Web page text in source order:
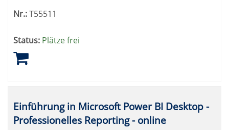
Nr.:T55511
Status: Plätze frei
Einführung in Microsoft Power BI Desktop -
Professionelles Reporting - online